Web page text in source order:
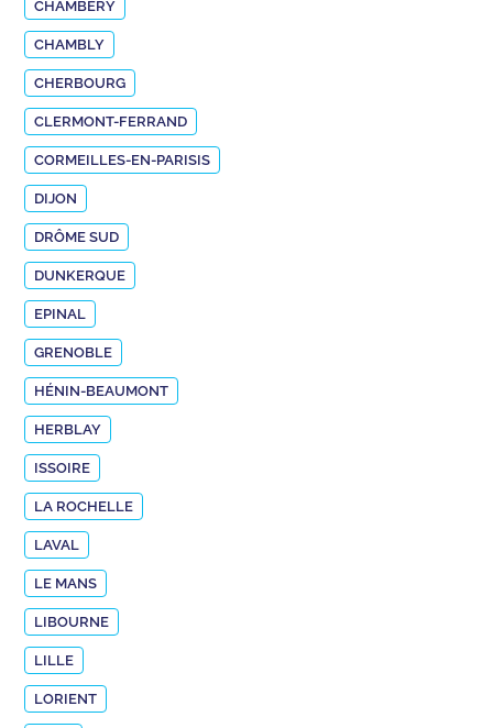
CHAMBÉRY
CHAMBLY
CHERBOURG
CLERMONT-FERRAND
CORMEILLES-EN-PARISIS
DIJON
DRÔME SUD
DUNKERQUE
EPINAL
GRENOBLE
HÉNIN-BEAUMONT
HERBLAY
ISSOIRE
LA ROCHELLE
LAVAL
LE MANS
LIBOURNE
LILLE
LORIENT